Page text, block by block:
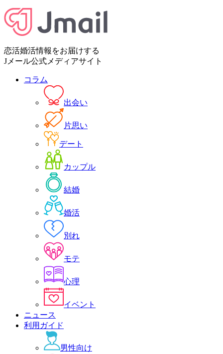
恋活婚活情報をお届けする
Jメール公式メディアサイト
コラム
出会い
片思い
デート
カップル
結婚
婚活
別れ
モテ
心理
イベント
ニュース
利用ガイド
男性向け